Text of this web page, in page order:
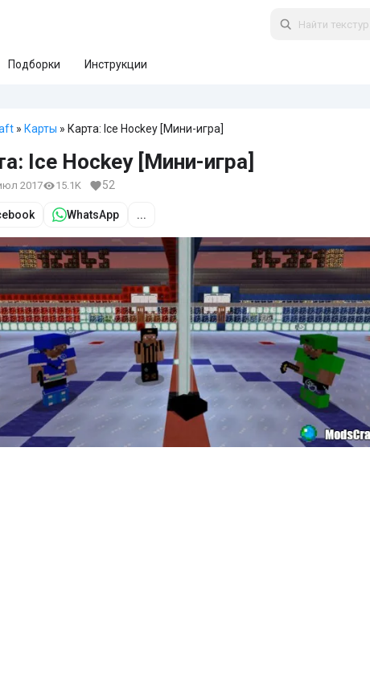
Подборки Инструкции
» Карты » Карта: Ice Hockey [Мини-игра]
Ice Hockey [Мини-игра]
2017 15.1K 52
WhatsApp ...